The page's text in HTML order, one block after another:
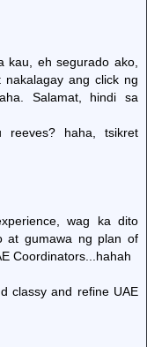
kau, eh segurado ako,
ang click ng
Salamat, hindi sa
reeves? haha, tsikret
wag ka dito
at gumawa ng plan of
Coordinators...hahah
classy and refine UAE